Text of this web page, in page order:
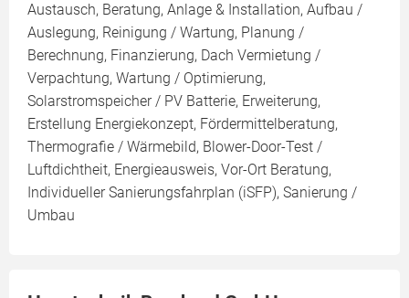
Austausch, Beratung, Anlage & Installation, Aufbau /
Auslegung, Reinigung / Wartung, Planung /
Berechnung, Finanzierung, Dach Vermietung /
Verpachtung, Wartung / Optimierung,
Solarstromspeicher / PV Batterie, Erweiterung,
Erstellung Energiekonzept, Fördermittelberatung,
Thermografie / Wärmebild, Blower-Door-Test /
Luftdichtheit, Energieausweis, Vor-Ort Beratung,
Individueller Sanierungsfahrplan (iSFP), Sanierung /
Umbau